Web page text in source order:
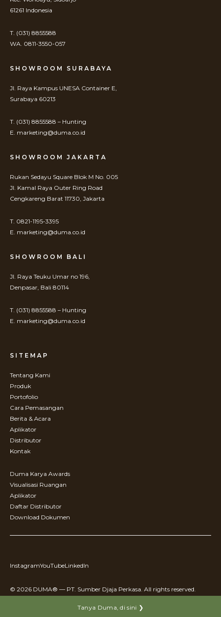
61261 Indonesia
T. (031) 8855588
WA. 0811-3550-057
SHOWROOM SURABAYA
Jl. Raya Kampus UNESA Container E,
Surabaya 60213
T. (031) 8855588 – Hunting
E. marketing@duma.co.id
SHOWROOM JAKARTA
Rukan Sedayu Square Blok M No. 005
Jl. Kamal Raya Outer Ring Road
Cengkareng Barat 11730, Jakarta
T. 0821-1195-3395
E. marketing@duma.co.id
SHOWROOM BALI
Jl. Raya Teuku Umar no 196,
Denpasar, Bali 80114
T. (031) 8855588 – Hunting
E. marketing@duma.co.id
SITEMAP
Tentang Kami
Produk
Portofolio
Cara Pemasangan
Berita & Acara
Aplikator
Distributor
Kontak
Duma Karya Awards
Visualisasi Ruangan
Aplikator
Daftar Distributor
Download Dokumen
InstagramYouTubeLinkedIn
© 2026 DUMA® — PT. Sumber Djaja Perkasa. All rights reserved.
Tanya Duma, di sini ❯